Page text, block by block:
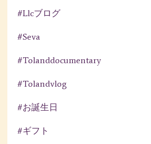
#llcブログ
#seva
#tolanddocumentary
#tolandvlog
#お誕生日
#ギフト